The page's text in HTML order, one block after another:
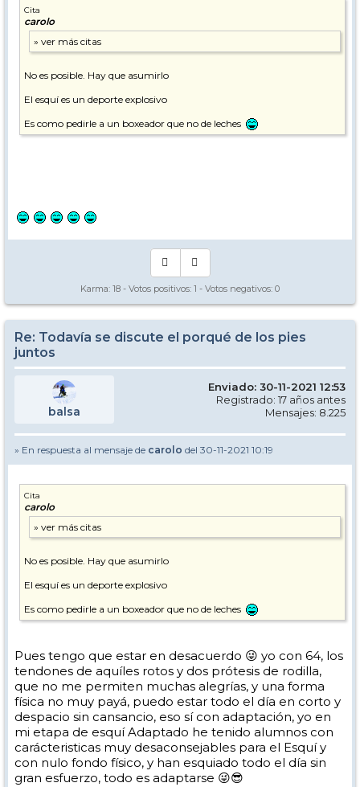
Cita
carolo
No es posible. Hay que asumirlo
El esquí es un deporte explosivo
Es como pedirle a un boxeador que no de leches
Karma: 18 - Votos positivos: 1 - Votos negativos: 0
Re: Todavía se discute el porqué de los pies
juntos
balsa
Enviado: 30-11-2021 12:53
Registrado: 17 años antes
Mensajes: 8.225
» En respuesta al mensaje de carolo del 30-11-2021 10:19
Cita
carolo
No es posible. Hay que asumirlo
El esquí es un deporte explosivo
Es como pedirle a un boxeador que no de leches
Pues tengo que estar en desacuerdo 😜 yo con 64, los
tendones de aquíles rotos y dos prótesis de rodilla,
que no me permiten muchas alegrías, y una forma
física no muy payá, puedo estar todo el día en corto y
despacio sin cansancio, eso sí con adaptación, yo en
mi etapa de esquí Adaptado he tenido alumnos con
carácteristicas muy desaconsejables para el Esquí y
con nulo fondo físico, y han esquiado todo el día sin
gran esfuerzo, todo es adaptarse 😜😎